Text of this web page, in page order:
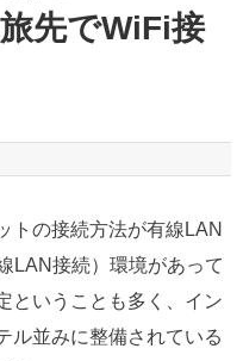
先でWiFi接
トの接続方法が有線LAN
LAN接続）環境があって
ということも多く、イン
ル並みに整備されている